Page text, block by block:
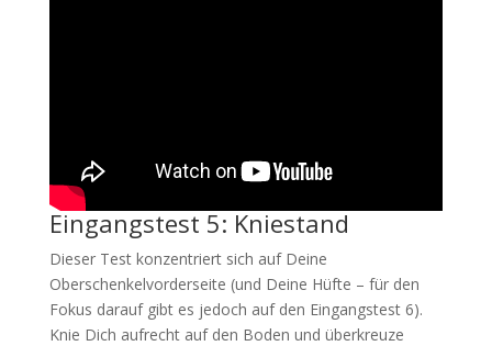
Eingangstest 5: Kniestand
Dieser Test konzentriert sich auf Deine
Oberschenkelvorderseite (und Deine Hüfte – für den
Fokus darauf gibt es jedoch auf den Eingangstest 6).
Knie Dich aufrecht auf den Boden und überkreuze